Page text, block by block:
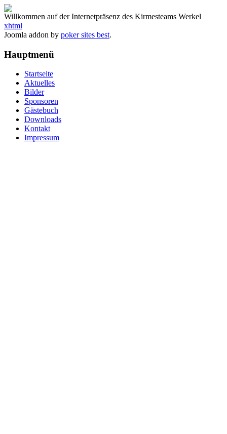
Willkommen auf der Internetpräsenz des Kirmesteams Werkel
xhtml
Joomla addon by poker sites best.
Hauptmenü
Startseite
Aktuelles
Bilder
Sponsoren
Gästebuch
Downloads
Kontakt
Impressum